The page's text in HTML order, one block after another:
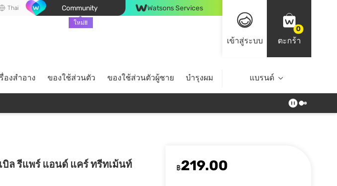
Thai Community
ใหม่!!
Watsons Services
เข้าสู่ระบบ
0
ตะกร้า
องสำอาง ของใช้ส่วนตัว ของใช้ส่วนตัวผู้ชาย บำรุงผม ไลฟ์สไตล์ Top Brands
แบรนด์
บิล รีแพร์ แอนด์ แคร์ ทรีทเม้นท์
฿219.00